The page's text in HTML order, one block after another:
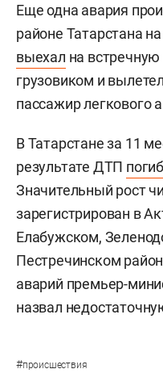
Еще одна авария
районе Татарстана
выехал на встречную
грузовиком и
пассажир легкового
В Татарстане за 11
результате ДТП
Значительный рост
зарегистрирован в
Елабужском,
Пестречинском
аварий премьер-
назвал
#происшествия